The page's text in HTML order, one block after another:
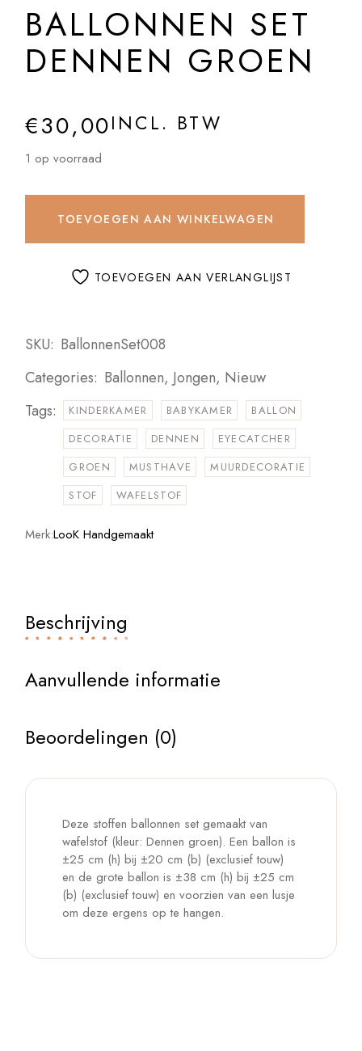
BALLONNEN SET
DENNEN GROEN
€30,00INCL. BTW
1 op voorraad
TOEVOEGEN AAN WINKELWAGEN
TOEVOEGEN AAN VERLANGLIJST
SKU: BallonnenSet008
Categories: Ballonnen, Jongen, Nieuw
Tags:
KINDERKAMER BABYKAMER
BALLON
DECORATIE
DENNEN
EYECATCHER
GROEN
MUSTHAVE
MUURDECORATIE
STOF
WAFELSTOF
Merk:LooK Handgemaakt
Beschrijving
Aanvullende informatie
Beoordelingen (0)
Deze stoffen ballonnen set gemaakt van
wafelstof (kleur: Dennen groen). Een ballon is
±25 cm (h) bij ±20 cm (b) (exclusief touw)
en de grote ballon is ±38 cm (h) bij ±25 cm
(b) (exclusief touw) en voorzien van een lusje
om deze ergens op te hangen.